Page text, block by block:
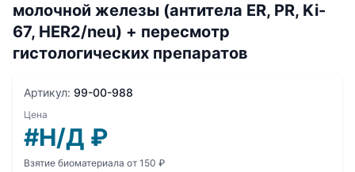
молочной железы (антитела ER, PR, Ki-
67, HER2/neu) + пересмотр
гистологических препаратов
Артикул: 99-00-988
Цена
#Н/Д ₽
Взятие биоматериала от 150 ₽